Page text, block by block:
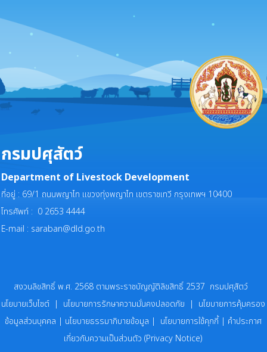
กรมปศุสัตว์
Department of Livestock Development
ที่อยู่ : 69/1 ถนนพญาไท แขวงทุ่งพญาไท เขตราชเทวี กรุงเทพฯ 10400
โทรศัพท์ : 0 2653 4444
E-mail : saraban@dld.go.th
สงวนลิขสิทธิ์ พ.ศ. 2568 ตามพระราชบัญญัติลิขสิทธิ์ 2537 กรมปศุสัตว์
นโยบายเว็บไซต์ | นโยบายการรักษาความมั่นคงปลอดภัย | นโยบายการคุ้มครอง
ข้อมูลส่วนบุคคล | นโยบายธรรมาภิบายข้อมูล | นโยบายการใช้คุกกี้ | คำประกาศ
เกี่ยวกับความเป็นส่วนตัว (Privacy Notice)